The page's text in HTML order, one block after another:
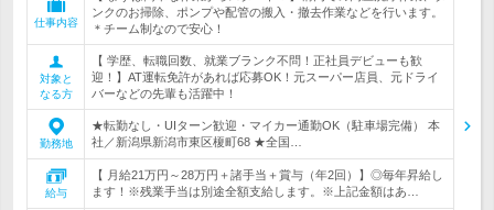
仕事内容
ンクのお掃除、ポンプや配管の搬入・撤去作業などを行います。
＊チーム制なので安心！
対象と
なる方
【 学歴、転職回数、就業ブランク不問！正社員デビューも歓
迎！】AT運転免許があれば応募OK！元スーパー店員、元ドライ
バーなどの先輩も活躍中！
勤務地
★転勤なし・UIターン歓迎・マイカー通勤OK（駐車場完備） 本
社／新潟県新潟市東区榎町68 ★全国…
給与
【 月給21万円～28万円＋諸手当＋賞与（年2回）】◎毎年昇給し
ます！※残業手当は別途全額支給します。※上記金額はあ…